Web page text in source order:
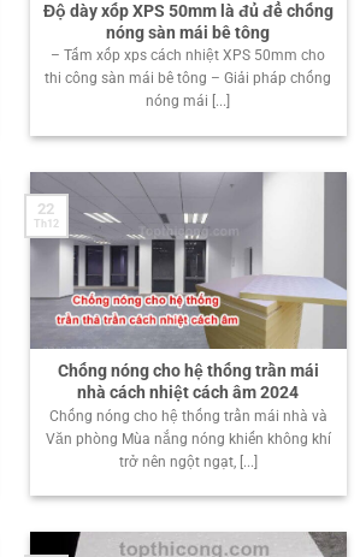
Độ dày xốp XPS 50mm là đủ để chống
nóng sàn mái bê tông
– Tấm xốp xps cách nhiệt XPS 50mm cho
thi công sàn mái bê tông – Giải pháp chống
nóng mái [...]
Chống nóng cho hệ thống trần mái
nhà cách nhiệt cách âm 2024
Chống nóng cho hệ thống trần mái nhà và
Văn phòng Mùa nắng nóng khiến không khí
trở nên ngột ngạt, [...]
22
Th12